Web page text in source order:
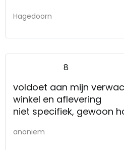
Hagedoorn
8
voldoet aan mijn
winkel en aflevering
niet specifiek, gewoon
anoniem